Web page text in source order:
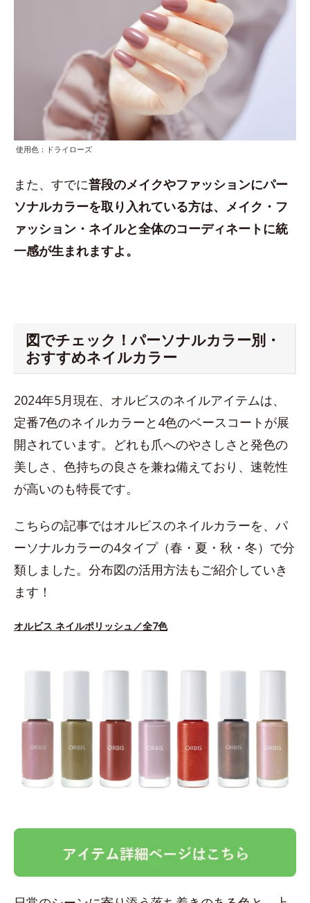
使用色：ドライローズ
また、すでに普段のメイクやファッションにパー
ソナルカラーを取り入れている方は、メイク・フ
ァッション・ネイルと全体のコーディネートに統
一感が生まれますよ。
図でチェック！パーソナルカラー別・
おすすめネイルカラー
2024年5月現在、オルビスのネイルアイテムは、
定番7色のネイルカラーと4色のベースコートが展
開されています。どれも爪へのやさしさと発色の
美しさ、色持ちの良さを兼ね備えており、速乾性
が高いのも特長です。
こちらの記事ではオルビスのネイルカラーを、パ
ーソナルカラーの4タイプ（春・夏・秋・冬）で分
類しました。分布図の活用方法もご紹介していき
ます！
オルビス ネイルポリッシュ／全7色